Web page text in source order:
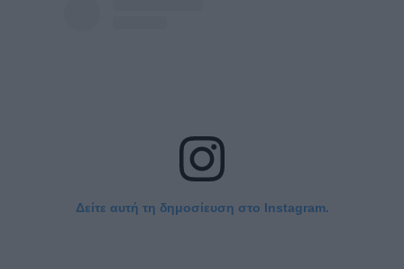
Δείτε αυτή τη δημοσίευση στο Instagram.